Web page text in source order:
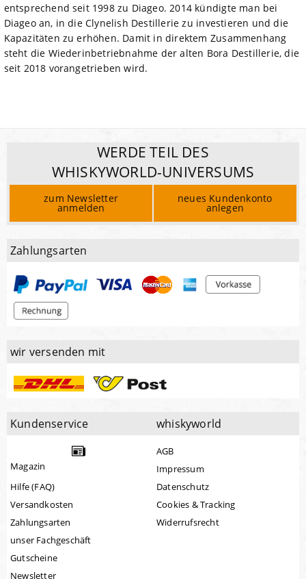
entsprechend seit 1998 zu Diageo. 2014 kündigte man bei
Diageo an, in die Clynelish Destillerie zu investieren und die
Kapazitäten zu erhöhen. Damit in direktem Zusammenhang
steht die Wiederinbetriebnahme der alten Bora Destillerie, die
seit 2018 vorangetrieben wird.
WERDE TEIL DES
WHISKYWORLD-UNIVERSUMS
zum Newsletter
anmelden
neues Kundenkonto
anlegen
Zahlungsarten
wir versenden mit
Kundenservice
Magazin
Hilfe (FAQ)
Versandkosten
Zahlungsarten
unser Fachgeschäft
Gutscheine
Newsletter
whiskyworld
AGB
Impressum
Datenschutz
Cookies & Tracking
Widerrufsrecht